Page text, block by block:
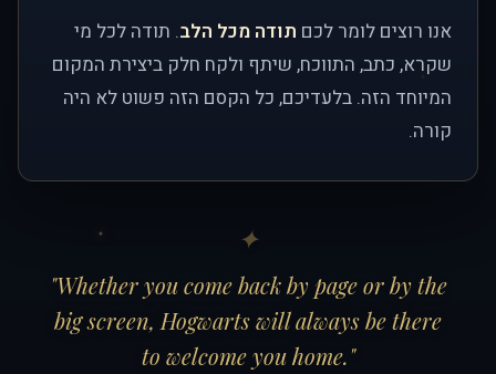
אנו רוצים לומר לכם תודה מכל הלב. תודה לכל מי
שקרא, כתב, התווכח, שיתף ולקח חלק ביצירת המקום
המיוחד הזה. בלעדיכם, כל הקסם הזה פשוט לא היה
קורה.
"Whether you come back by page or by the
big screen, Hogwarts will always be there
to welcome you home."